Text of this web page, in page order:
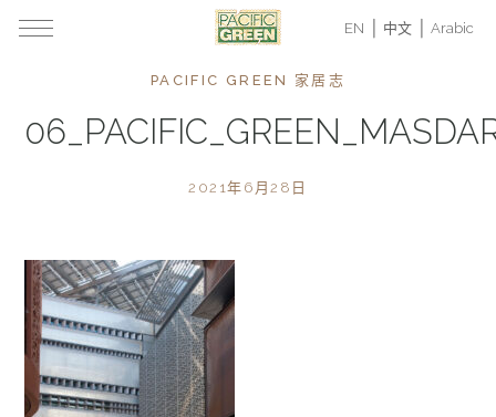
EN 中文 Arabic
PACIFIC GREEN 家居志
2021年6月28日